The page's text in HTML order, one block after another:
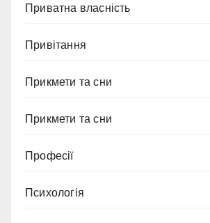
Приватна власність
Привітання
Прикмети та сни
Прикмети та сни
Професії
Психологія